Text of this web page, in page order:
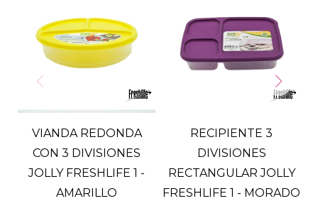
VIANDA REDONDA
CON 3 DIVISIONES
JOLLY FRESHLIFE 1 -
AMARILLO
RECIPIENTE 3
DIVISIONES
RECTANGULAR JOLLY
FRESHLIFE 1 - MORADO